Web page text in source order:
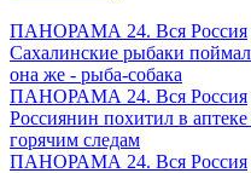
ПАНОРАМА 24. Вся Россия
Сахалинские рыбаки
она же - рыба-собака
ПАНОРАМА 24. Вся Россия
Россиянин похитил в
горячим следам
ПАНОРАМА 24. Вся Россия